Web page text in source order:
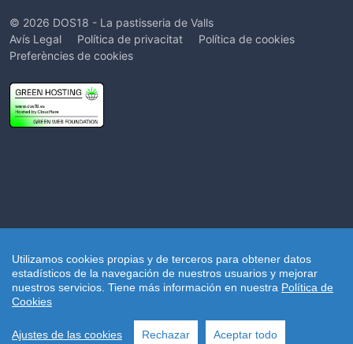
Utilizamos cookies propias y de terceros para obtener datos
estadísticos de la navegación de nuestros usuarios y mejorar
nuestros servicios. Tiene más información en nuestra Política de
Cookies
Ajustes de las cookies Rechazar Aceptar todo
© 2026 DOS18 - La pastisseria de Valls
Avís Legal
Política de privacitat
Política de cookies
Preferències de cookies